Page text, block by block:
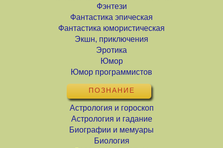
Фэнтези
Фантастика эпическая
Фантастика юмористическая
Экшн, приключения
Эротика
Юмор
Юмор программистов
ПОЗНАНИЕ
Астрология и гороскоп
Астрология и гадание
Биографии и мемуары
Биология